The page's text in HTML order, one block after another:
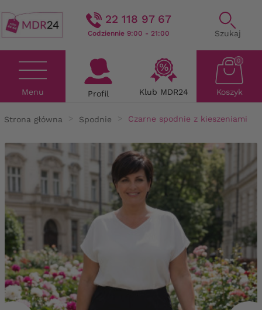
22 118 97 67
Codziennie 9:00 - 21:00 Szukaj
Menu Profil Klub MDR24 Koszyk
0
Strona główna Spodnie Czarne spodnie z kieszeniami